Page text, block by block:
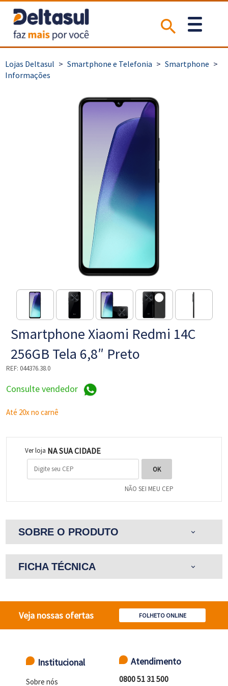
> Smartphone e Telefonia > Smartphone >
Informações
Smartphone Xiaomi Redmi 14C
256GB Tela 6,8″ Preto
REF: 044376.38.0
Consulte vendedor
Até 20x no carnê
Ver loja NA SUA CIDADE
NÃO SEI MEU CEP
SOBRE O PRODUTO expand_more
FICHA TÉCNICA expand_more
Veja nossas ofertas FOLHETO ONLINE
Institucional
Sobre nós
Atendimento
0800 51 31 500